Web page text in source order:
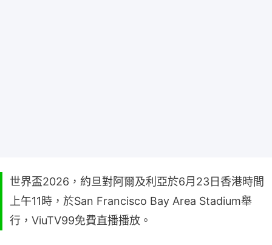
世界盃2026，約旦對阿爾及利亞於6月23日香港時間
上午11時，於San Francisco Bay Area Stadium舉
行，ViuTV99免費直播播放。